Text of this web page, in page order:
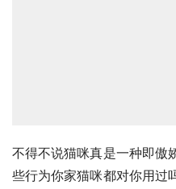
不得不说猫咪真是一种即傲
些行为你家猫咪都对你用过